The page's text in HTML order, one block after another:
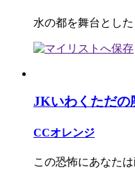
水の都を舞台とし
JKいわくただの
CCオレンジ
この恐怖にあなた